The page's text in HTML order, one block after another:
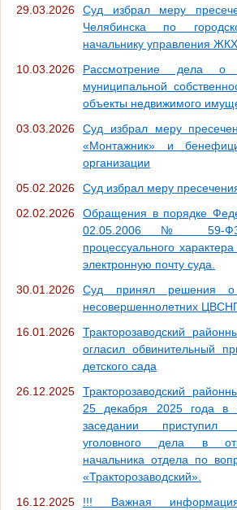
29.03.2026
Суд избрал меру
Челябинска по
начальнику управления ЖКХ
10.03.2026
Рассмотрение дела о
муниципальной
объекты недвижимого
03.03.2026
Суд избрал меру
«Монтажник» и
организации
05.02.2026
Суд избрал меру
02.02.2026
Обращения в порядке
02.05.2006 № 59-
процессуального
электронную почту суда.
30.01.2026
Суд принял решения
несовершеннолетних
16.01.2026
Тракторозаводский
огласил обвинительный
детского сада
26.12.2025
Тракторозаводский
25 декабря 2025 года в
заседании
уголовного дела в
начальника отдела по
«Тракторозаводский».
16.12.2025
!!! Важная